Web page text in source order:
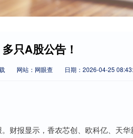
只A股公告！
网站：网眼查 日期：2026-04-25
财报显示，香农芯创、欧科亿、天